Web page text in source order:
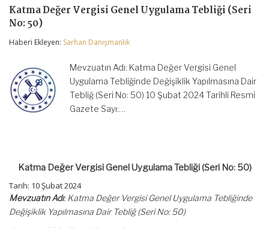
Vergisi
Tebliği
için
Katma Değer Vergisi Genel Uygulama Tebliği (Seri
No: 50)
Haberi Ekleyen: Sarhan Danışmanlık
Mevzuatın Adı: Katma Değer Vergisi Genel
Uygulama Tebliğinde Değişiklik Yapılmasına Dair
Tebliğ (Seri No: 50) 10 Şubat 2024 Tarihli Resmi
Gazete Sayı:…
Katma Değer Vergisi Genel Uygulama Tebliği (Seri No: 50)
Tarih: 10 Şubat 2024
Mevzuatın Adı: Katma Değer Vergisi Genel Uygulama Tebliğinde
Değişiklik Yapılmasına Dair Tebliğ (Seri No: 50)